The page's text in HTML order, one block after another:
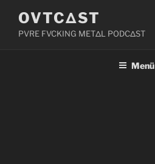
Inhalt
springen
OVTCΔST
PVRE FVCKING METΔL PODCΔST
Menü